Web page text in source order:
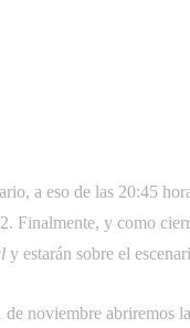
a eso de las 20:45
Finalmente, y como
y estarán sobre el
noviembre abriremos